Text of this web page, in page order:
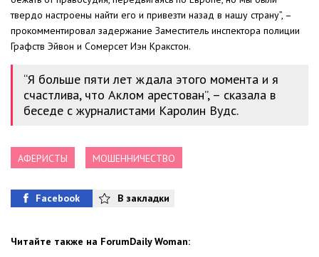
твердо настроены найти его и привезти назад в нашу страну”, –
прокомментировал задержание Заместитель инспектора полиции
Графств Эйвон и Сомерсет Иэн Кракстон.
“Я больше пяти лет ждала этого момента и я
счастлива, что Аклом арестован”, – сказала в
беседе с журналистами Каролин Вудс.
АФЕРИСТЫ МОШЕННИЧЕСТВО
Facebook В закладки
Читайте также на ForumDaily Woman: